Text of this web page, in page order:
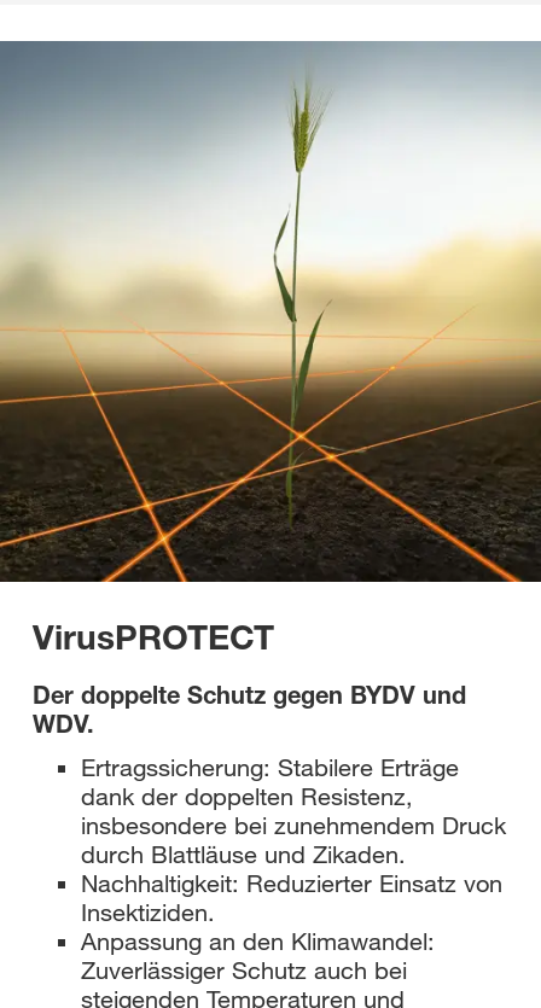
VirusPROTECT
Der doppelte Schutz gegen BYDV und
WDV.
Ertragssicherung: Stabilere Erträge
dank der doppelten Resistenz,
insbesondere bei zunehmendem Druck
durch Blattläuse und Zikaden.
Nachhaltigkeit: Reduzierter Einsatz von
Insektiziden.
Anpassung an den Klimawandel:
Zuverlässiger Schutz auch bei
steigenden Temperaturen und